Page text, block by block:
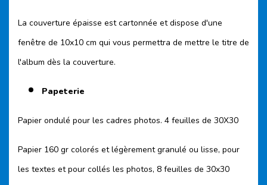
La couverture épaisse est cartonnée et dispose d'une
fenêtre de 10x10 cm qui vous permettra de mettre le titre de
l'album dès la couverture.
Papeterie
Papier ondulé pour les cadres photos. 4 feuilles de 30X30
Papier 160 gr colorés et légèrement granulé ou lisse, pour
les textes et pour collés les photos, 8 feuilles de 30x30